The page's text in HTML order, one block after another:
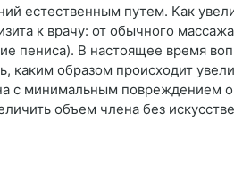
естественным путем. Как
к врачу: от обычного
пениса). В настоящее время
каким образом происходит
с минимальным повреждением
объем члена без